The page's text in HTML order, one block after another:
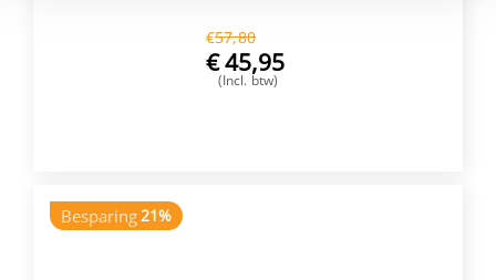
€57,80
€45,95
(Incl. btw)
Besparing21%